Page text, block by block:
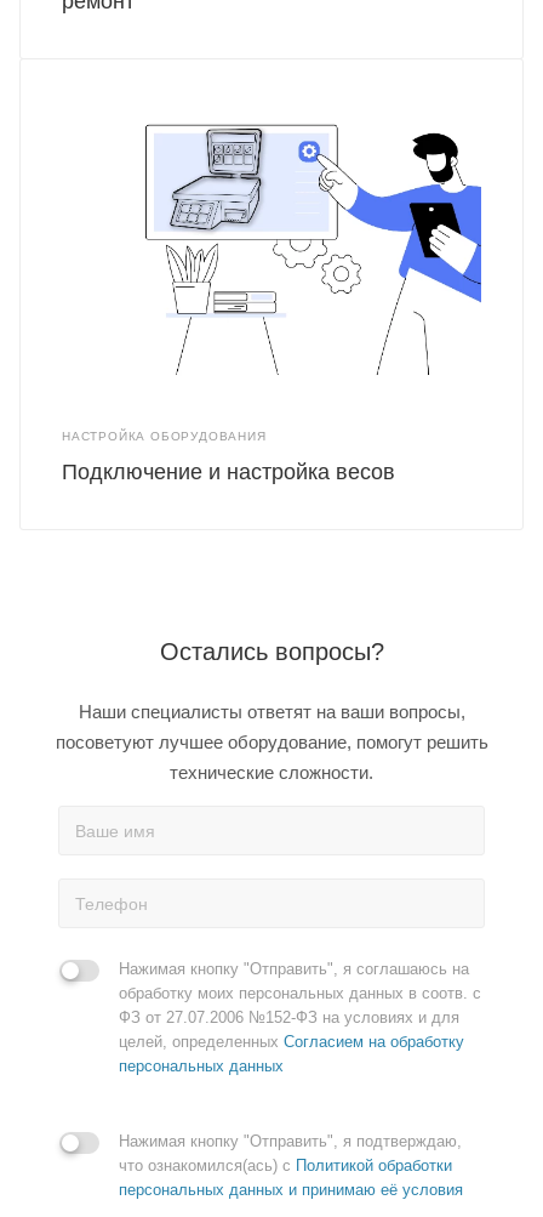
НАСТРОЙКА ОБОРУДОВАНИЯ
Подключение и настройка весов
Остались вопросы?
Наши специалисты ответят на ваши вопросы,
посоветуют лучшее оборудование, помогут решить
технические сложности.
Нажимая кнопку "Отправить", я соглашаюсь на
обработку моих персональных данных в соотв. с
ФЗ от 27.07.2006 №152-ФЗ на условиях и для
целей, определенных Согласием на обработку
персональных данных
Нажимая кнопку "Отправить", я подтверждаю,
что ознакомился(ась) с Политикой обработки
персональных данных и принимаю её условия